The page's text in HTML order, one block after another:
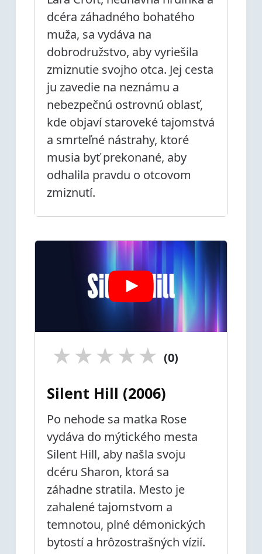
dcéra záhadného bohatého
muža, sa vydáva na
dobrodružstvo, aby vyriešila
zmiznutie svojho otca. Jej cesta
ju zavedie na neznámu a
nebezpečnú ostrovnú oblasť,
kde objaví staroveké tajomstvá
a smrteľné nástrahy, ktoré
musia byť prekonané, aby
odhalila pravdu o otcovom
zmiznutí.
★
★
★
★
★ (0)
Silent Hill (2006)
Po nehode sa matka Rose
vydáva do mýtického mesta
Silent Hill, aby našla svoju
dcéru Sharon, ktorá sa
záhadne stratila. Mesto je
zahalené tajomstvom a
temnotou, plné démonických
bytostí a hrôzostrašných vízií.